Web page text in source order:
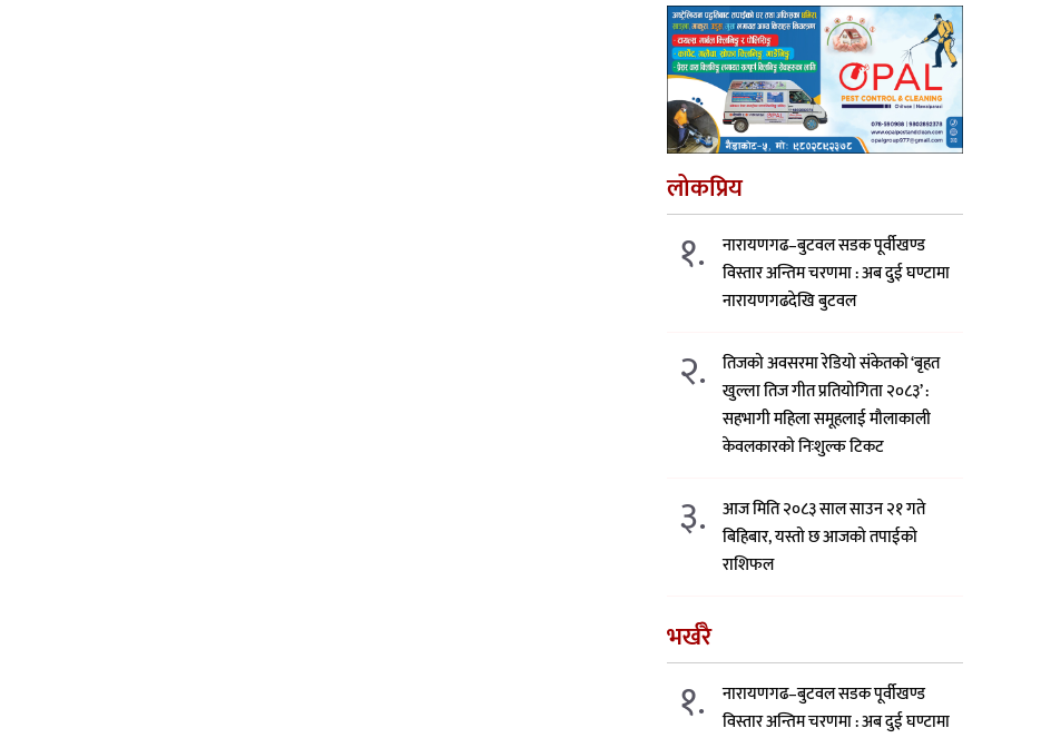
लोकप्रिय
१.
नारायणगढ–बुटवल सडक पूर्वीखण्ड
विस्तार अन्तिम चरणमा : अब दुई घण्टामा
नारायणगढदेखि बुटवल
२.
तिजको अवसरमा रेडियो संकेतको ‘बृहत
खुल्ला तिज गीत प्रतियोगिता २०८३’ :
सहभागी महिला समूहलाई मौलाकाली
केवलकारको निःशुल्क टिकट
३.
आज मिति २०८३ साल साउन २१ गते
बिहिबार, यस्तो छ आजको तपाईको
राशिफल
भर्खरै
१.
नारायणगढ–बुटवल सडक पूर्वीखण्ड
विस्तार अन्तिम चरणमा : अब दुई घण्टामा